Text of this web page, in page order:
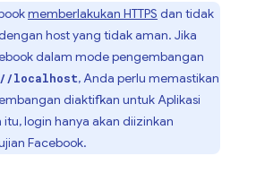
memberlakukan HTTPS dan tidak
host yang tidak aman. Jika
dalam mode pengembangan
localhost, Anda perlu memastikan
diaktifkan untuk Aplikasi
itu, login hanya akan diizinkan
Facebook.